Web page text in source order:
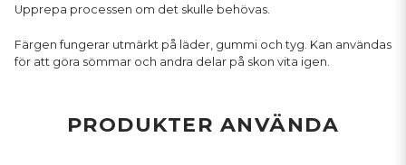
Upprepa processen om det skulle behövas.
Färgen fungerar utmärkt på läder, gummi och tyg. Kan användas
för att göra sömmar och andra delar på skon vita igen.
PRODUKTER ANVÄNDA